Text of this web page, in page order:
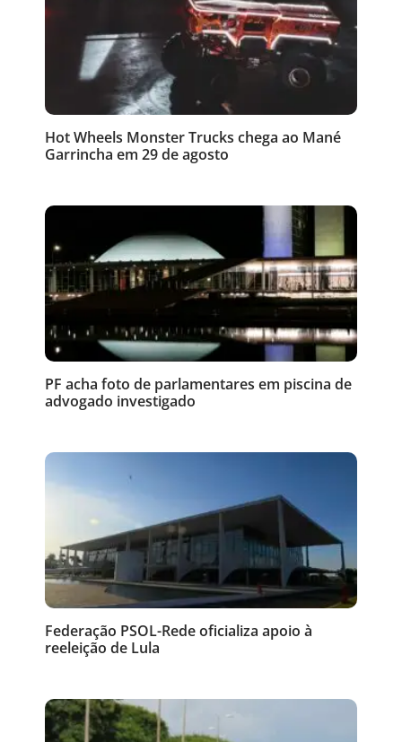
Hot Wheels Monster Trucks chega ao Mané
Garrincha em 29 de agosto
PF acha foto de parlamentares em piscina de
advogado investigado
Federação PSOL-Rede oficializa apoio à
reeleição de Lula